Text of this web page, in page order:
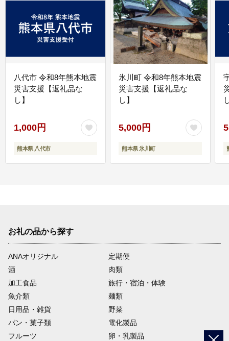
八代市 令和8年熊本地震
災害支援【返礼品な
し】
1,000円
熊本県 八代市
氷川町 令和8年熊本地震
災害支援【返礼品な
し】
5,000円
熊本県 氷川町
お礼の品から探す
ANAオリジナル
定期便
酒
肉類
加工食品
旅行・宿泊・体験
魚介類
麺類
日用品・雑貨
野菜
パン・菓子類
電化製品
フルーツ
卵・乳製品